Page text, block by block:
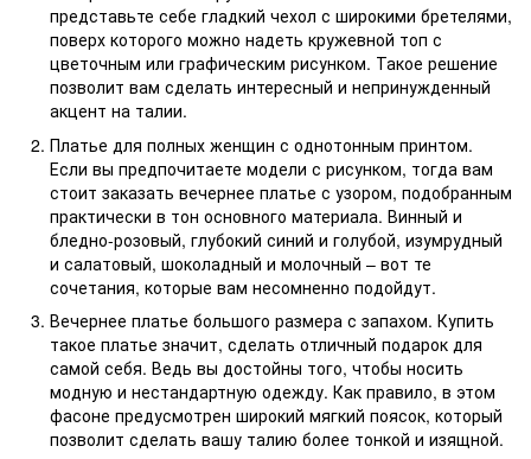
представьте себе гладкий чехол с широкими бретелями,
поверх которого можно надеть кружевной топ с
цветочным или графическим рисунком. Такое решение
позволит вам сделать интересный и непринужденный
акцент на талии.
Платье для полных женщин с однотонным принтом.
Если вы предпочитаете модели с рисунком, тогда вам
стоит заказать вечернее платье с узором, подобранным
практически в тон основного материала. Винный и
бледно-розовый, глубокий синий и голубой, изумрудный
и салатовый, шоколадный и молочный – вот те
сочетания, которые вам несомненно подойдут.
Вечернее платье большого размера с запахом. Купить
такое платье значит, сделать отличный подарок для
самой себя. Ведь вы достойны того, чтобы носить
модную и нестандартную одежду. Как правило, в этом
фасоне предусмотрен широкий мягкий поясок, который
позволит сделать вашу талию более тонкой и изящной.